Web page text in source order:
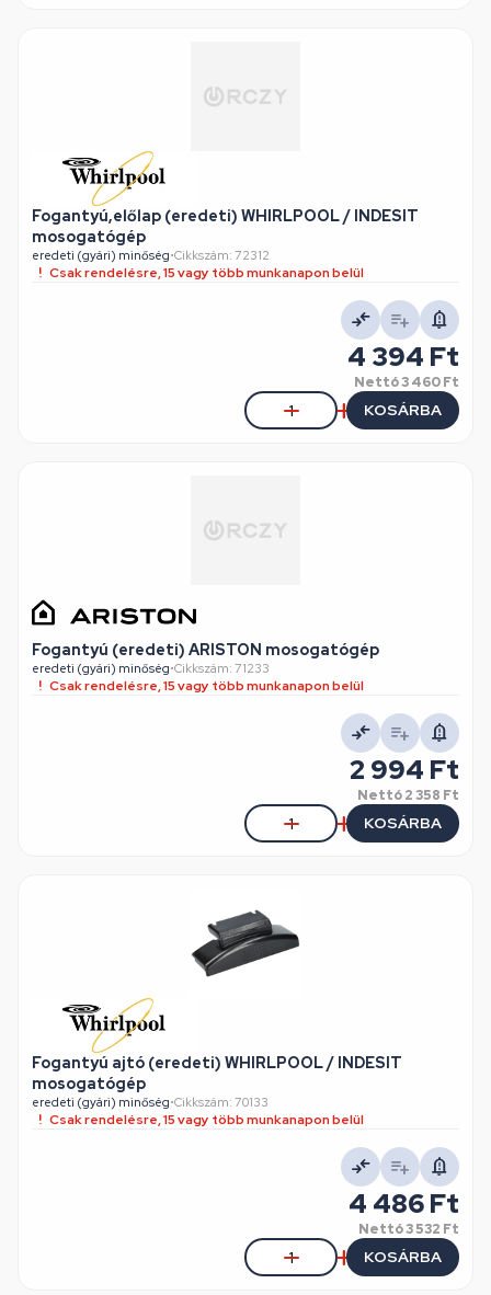
Fogantyú,előlap (eredeti) WHIRLPOOL / INDESIT
mosogatógép
eredeti (gyári) minőség•Cikkszám: 72312
Csak rendelésre, 15 vagy több munkanapon belül
4 394 Ft
Nettó3 460 Ft
KOSÁRBA
Fogantyú (eredeti) ARISTON mosogatógép
eredeti (gyári) minőség•Cikkszám: 71233
Csak rendelésre, 15 vagy több munkanapon belül
2 994 Ft
Nettó2 358 Ft
KOSÁRBA
Fogantyú ajtó (eredeti) WHIRLPOOL / INDESIT
mosogatógép
eredeti (gyári) minőség•Cikkszám: 70133
Csak rendelésre, 15 vagy több munkanapon belül
4 486 Ft
Nettó3 532 Ft
KOSÁRBA